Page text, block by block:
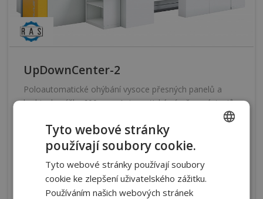
UpDownCenter-2
Poloautomatické ohýbání vysoce přesných panelů a
krabic do výšky 600 mm. Automatická výměna nástrojů
Směr ohýbání
pozitivní / negativní
Max. tloušťka plechu
3 a 4 mm
Ohýbací délka
3 200 a 4 060 mm SLOVAK
Tyto webové stránky
používají soubory cookie.
Tyto webové stránky používají soubory
cookie ke zlepšení uživatelského zážitku.
Používáním našich webových stránek